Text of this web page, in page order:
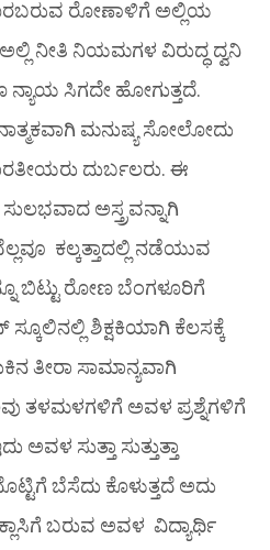
ರೋಣಾಳಿಗೆ ಅಲ್ಲಿಯ
ನೀತಿ ನಿಯಮಗಳ ವಿರುದ್ಧ ದ್ವನಿ
ಸಿಗದೇ ಹೋಗುತ್ತದೆ.
ಮನುಷ್ಯ ಸೋಲೋದು
ದುರ್ಬಲರು. ಈ
ಅಸ್ತ್ರವನ್ನಾಗಿ
ಕಲ್ಕತ್ತಾದಲ್ಲಿ ನಡೆಯುವ
ಬಿಟ್ಟು ರೋಣ ಬೆಂಗಳೂರಿಗೆ
ಶಿಕ್ಷಕಿಯಾಗಿ ಕೆಲಸಕ್ಕೆ
ತೀರಾ ಸಾಮಾನ್ಯವಾಗಿ
ತಳಮಳಗಳಿಗೆ ಅವಳ ಪ್ರಶ್ನೆಗಳಿಗೆ
ಸುತ್ತಾ ಸುತ್ತುತ್ತಾ
ಬೆಸೆದು ಕೊಳುತ್ತದೆ ಅದು
ಬರುವ ಅವಳ ವಿದ್ಯಾರ್ಥಿ